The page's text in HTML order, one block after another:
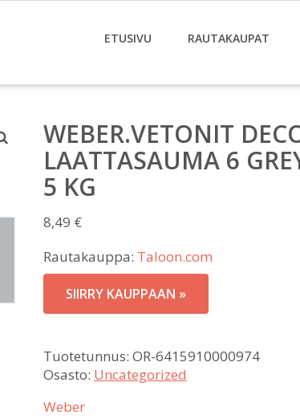
ETUSIVU RAUTAKAUPAT
WEBER.VETONIT
LAATTASAUMA 6
5 KG
8,49 €
Rautakauppa: Taloon.com
SIIRRY KAUPPAAN »
Tuotetunnus: OR-6415910000974
Osasto: Uncategorized
Weber